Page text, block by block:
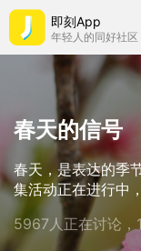
即刻App
年轻人的同好社区
春天的信号
春天，是表达的季
集活动正在进行中
5967人正在讨论，